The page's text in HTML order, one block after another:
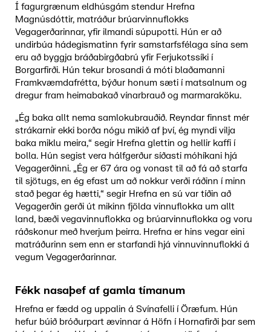
Í fagurgrænum eldhúsgám stendur Hrefna
Magnúsdóttir, matráður brúarvinnuflokks
Vegagerðarinnar, yfir ilmandi súpupotti. Hún er að
undirbúa hádegismatinn fyrir samstarfsfélaga sína sem
eru að byggja bráðabirgðabrú yfir Ferjukotssíki í
Borgarfirði. Hún tekur brosandi á móti blaðamanni
Framkvæmdafrétta, býður honum sæti í matsalnum og
dregur fram heimabakað vínarbrauð og marmaraköku.
„Ég baka allt nema samlokubrauðið. Reyndar finnst mér
strákarnir ekki borða nógu mikið af því, ég myndi vilja
baka miklu meira,“ segir Hrefna glettin og hellir kaffi í
bolla. Hún segist vera hálfgerður síðasti móhíkani hjá
Vegagerðinni. „Ég er 67 ára og vonast til að fá að starfa
til sjötugs, en ég efast um að nokkur verði ráðinn í minn
stað þegar ég hætti,“ segir Hrefna en sú var tíðin að
Vegagerðin gerði út mikinn fjölda vinnuflokka um allt
land, bæði vegavinnuflokka og brúarvinnuflokka og voru
ráðskonur með hverjum þeirra. Hrefna er hins vegar eini
matráðurinn sem enn er starfandi hjá vinnuvinnuflokki á
vegum Vegagerðarinnar.
Fékk nasaþef af gamla tímanum
Hrefna er fædd og uppalin á Svínafelli í Öræfum. Hún
hefur búið bróðurpart ævinnar á Höfn í Hornafirði þar sem